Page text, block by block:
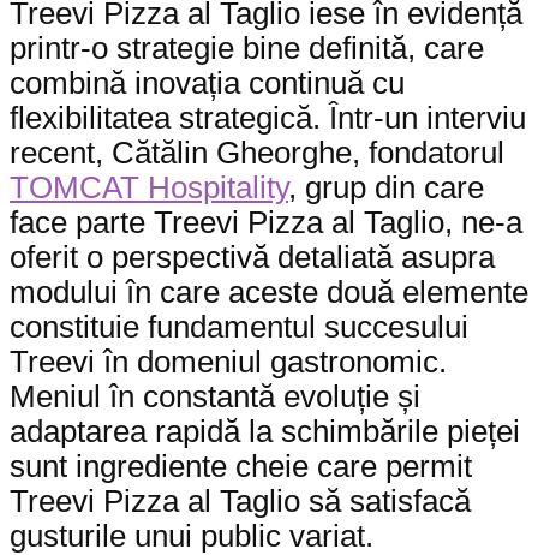
Treevi Pizza al Taglio iese în evidență
printr-o strategie bine definită, care
combină inovația continuă cu
flexibilitatea strategică. Într-un interviu
recent, Cătălin Gheorghe, fondatorul
TOMCAT Hospitality, grup din care
face parte Treevi Pizza al Taglio, ne-a
oferit o perspectivă detaliată asupra
modului în care aceste două elemente
constituie fundamentul succesului
Treevi în domeniul gastronomic.
Meniul în constantă evoluție și
adaptarea rapidă la schimbările pieței
sunt ingrediente cheie care permit
Treevi Pizza al Taglio să satisfacă
gusturile unui public variat.